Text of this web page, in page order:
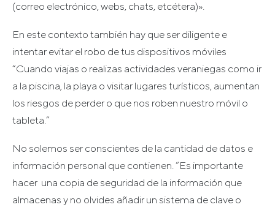
(correo electrónico, webs, chats, etcétera)».
En este contexto también hay que ser diligente e
intentar evitar el robo de tus dispositivos móviles
“Cuando viajas o realizas actividades veraniegas como ir
a la piscina, la playa o visitar lugares turísticos, aumentan
los riesgos de perder o que nos roben nuestro móvil o
tableta.”
No solemos ser conscientes de la cantidad de datos e
información personal que contienen. “Es importante
hacer una copia de seguridad de la información que
almacenas y no olvides añadir un sistema de clave o